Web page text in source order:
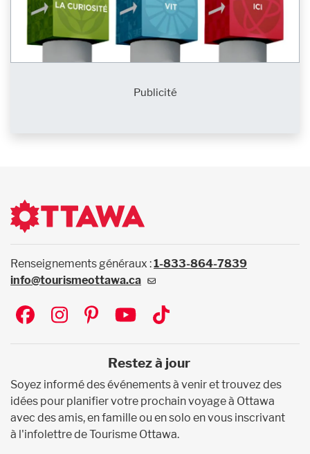
Publicité
Renseignements généraux :1-833-864-7839
info@tourismeottawa.ca
Social
Restez à jour
Soyez informé des événements à venir et trouvez des
idées pour planifier votre prochain voyage à Ottawa
avec des amis, en famille ou en solo en vous inscrivant
à l'infolettre de Tourisme Ottawa.